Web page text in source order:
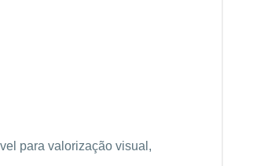
para valorização visual,